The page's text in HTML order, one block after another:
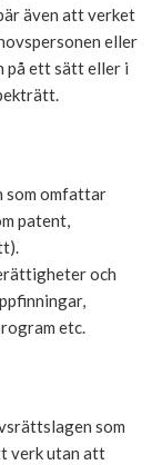
även att verket
eller
på ett sätt eller i
som omfattar
patent,
och
etc.
som
verk utan att